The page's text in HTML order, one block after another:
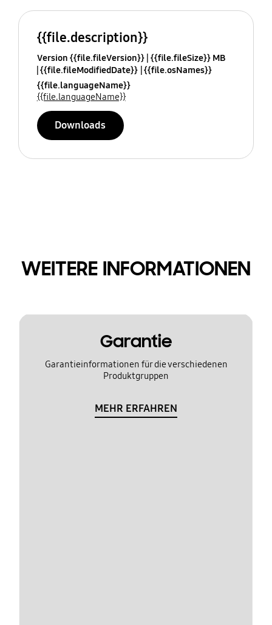
{{file.description}}
Version {{file.fileVersion}} {{file.fileSize}} MB
{{file.fileModifiedDate}} {{file.osNames}}
{{file.languageName}}
{{file.languageName}}
Downloads
WEITERE INFORMATIONEN
Garantie
Garantieinformationen für die verschiedenen
Produktgruppen
MEHR ERFAHREN